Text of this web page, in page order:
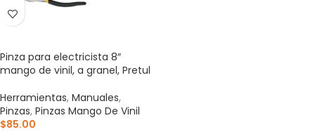
Pinza para electricista 8″
mango de vinil, a granel, Pretul
Herramientas, Manuales,
Pinzas, Pinzas Mango De Vinil
$85.00